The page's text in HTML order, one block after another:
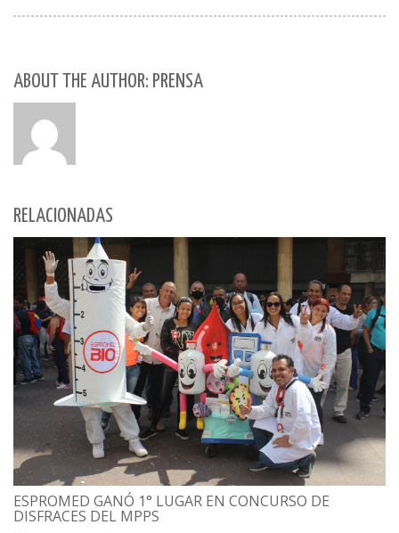
ABOUT THE AUTHOR: PRENSA
RELACIONADAS
ESPROMED GANÓ 1° LUGAR EN CONCURSO DE
DISFRACES DEL MPPS